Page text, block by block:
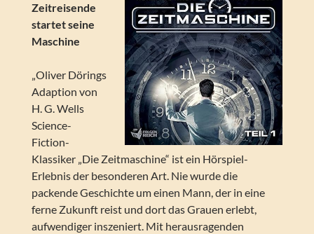
Zeitreisende
startet seine
Maschine
„Oliver Dörings
Adaption von
H. G. Wells
Science-
Fiction-
Klassiker „Die Zeitmaschine“ ist ein Hörspiel-
Erlebnis der besonderen Art. Nie wurde die
packende Geschichte um einen Mann, der in eine
ferne Zukunft reist und dort das Grauen erlebt,
aufwendiger inszeniert. Mit herausragenden